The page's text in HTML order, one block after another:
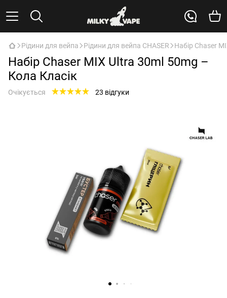
Рідини для вейпа Рідини для вейпа CHASER Набір Chaser
Набір Chaser MIX Ultra 30ml 50mg –
Кола Класік
Очікується 23 відгуки